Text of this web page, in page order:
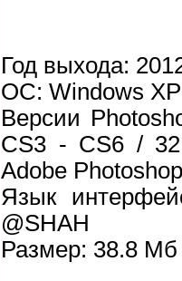
Год выхода:
ОС: Windows
Версии
CS3 - CS6 /
Adobe
Язык
@SHAH
Размер: 38.8 Mб